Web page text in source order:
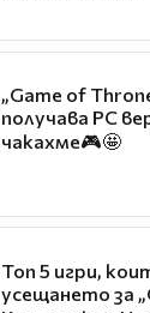
„Game of
получава PC
чакахме🎮🤩
Топ 5 игри,
усещането за